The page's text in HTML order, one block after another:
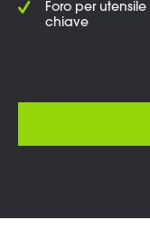
Foro per
chiave